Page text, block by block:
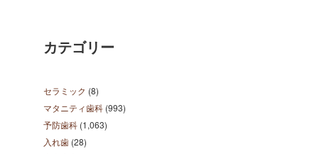
カテゴリー
セラミック (8)
マタニティ歯科 (993)
予防歯科 (1,063)
入れ歯 (28)